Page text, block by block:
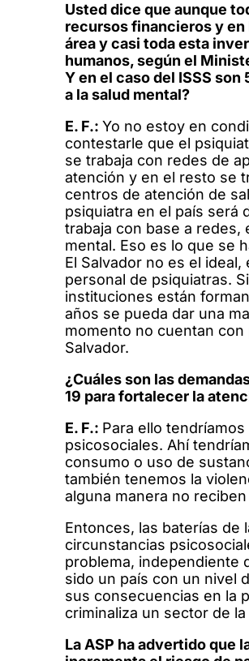
Usted dice que aunque
recursos financieros y en
área y casi toda esta
humanos, según el
Y en el caso del ISSS
a la salud mental?
E. F.: Yo no estoy en
contestarle que el
se trabaja con redes de
atención y en el resto se
centros de atención de
psiquiatra en el país será
trabaja con base a redes,
mental. Eso es lo que se
El Salvador no es el
personal de psiquiatras.
instituciones están
años se pueda dar una
momento no cuentan con
Salvador.
¿Cuáles son las
19 para fortalecer la
E. F.: Para ello
psicosociales. Ahí
consumo o uso de
también tenemos la
alguna manera no
Entonces, las baterías de
circunstancias
problema, independiente
sido un país con un nivel
sus consecuencias en la
criminaliza un sector de
La ASP ha advertido que